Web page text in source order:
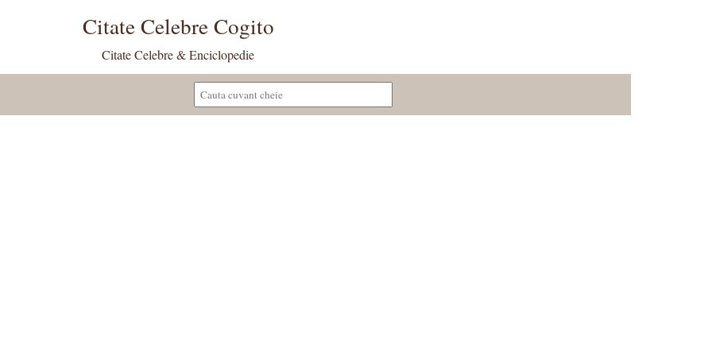
Citate Celebre Cogito
Citate Celebre & Enciclopedie